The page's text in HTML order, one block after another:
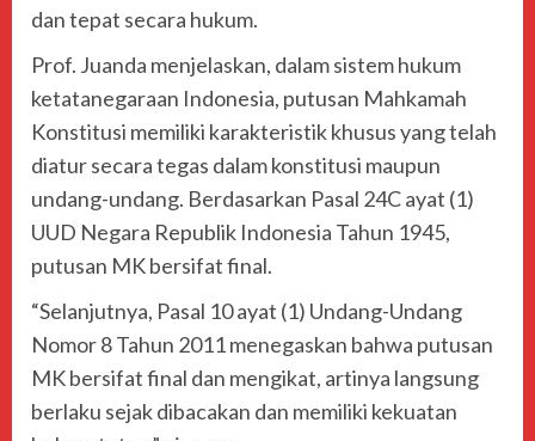
dan tepat secara hukum.
Prof. Juanda menjelaskan, dalam sistem hukum
ketatanegaraan Indonesia, putusan Mahkamah
Konstitusi memiliki karakteristik khusus yang telah
diatur secara tegas dalam konstitusi maupun
undang-undang. Berdasarkan Pasal 24C ayat (1)
UUD Negara Republik Indonesia Tahun 1945,
putusan MK bersifat final.
“Selanjutnya, Pasal 10 ayat (1) Undang-Undang
Nomor 8 Tahun 2011 menegaskan bahwa putusan
MK bersifat final dan mengikat, artinya langsung
berlaku sejak dibacakan dan memiliki kekuatan